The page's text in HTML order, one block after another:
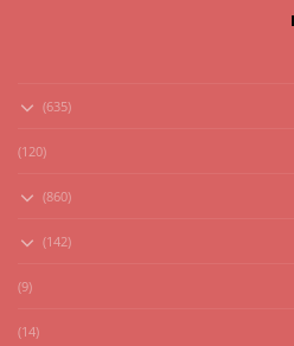
(635)
(120)
(860)
(142)
(9)
(14)